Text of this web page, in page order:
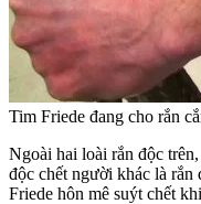
Tim Friede đang cho rắn
Ngoài hai loài rắn độc
độc chết người khác là rắn
Friede hôn mê suýt chết